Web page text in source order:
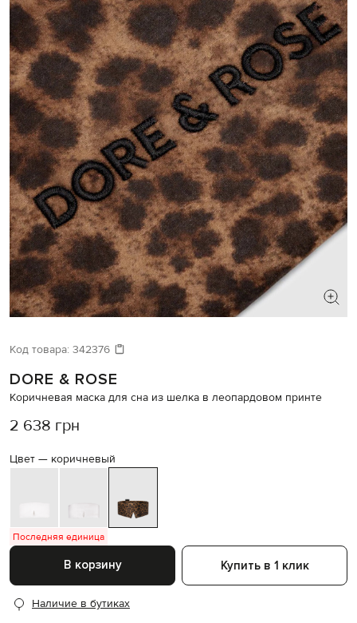
Код товара: 342376
DORE & ROSE
Коричневая маска для сна из шелка в леопардовом принте
2 638 грн
Цвет — коричневый
Последняя единица
В корзину Купить в 1 клик
Наличие в бутиках